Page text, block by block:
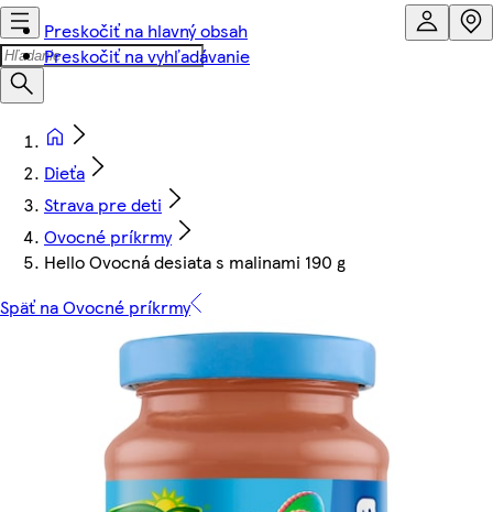
Preskočiť na hlavný obsah
Preskočiť na vyhľadávanie
Dieťa
Strava pre deti
Ovocné príkrmy
Hello Ovocná desiata s malinami 190 g
Späť na Ovocné príkrmy